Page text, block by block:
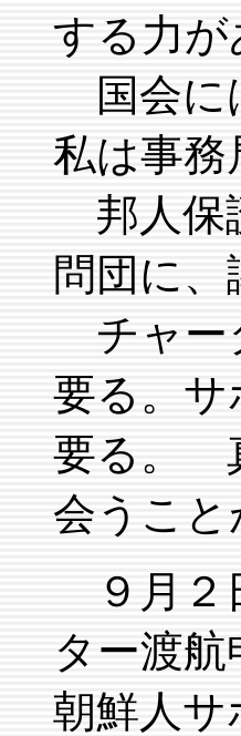
する力
国会に
私は事務
邦人保
問団に
チャー
要る。サ
要る。
会うこと
９月２
ター渡
朝鮮人サ